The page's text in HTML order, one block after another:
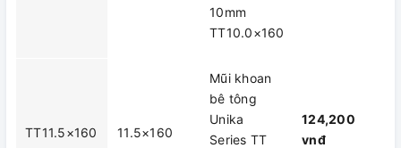
10mm
TT10.0×160
TT11.5×160 11.5×160
Mũi khoan
bê tông
Unika
Series TT
124,200
vnđ